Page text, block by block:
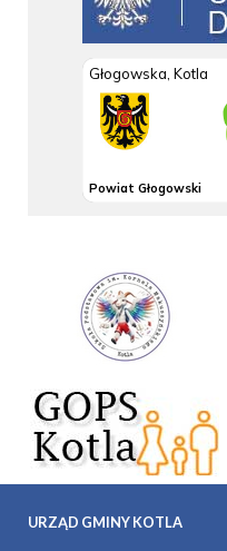
URZĄD GMINY KOTLA